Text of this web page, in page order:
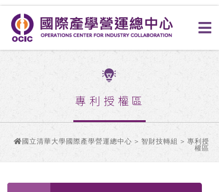
專利授權區
國立清華大學國際產學營運總中心 > 智財技轉組 > 專利授
權區